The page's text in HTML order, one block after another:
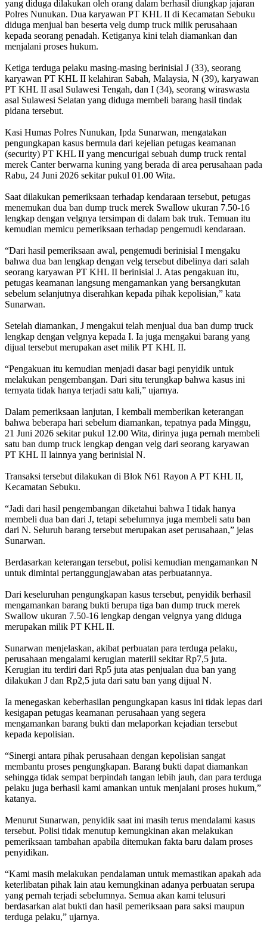
yang diduga dilakukan oleh orang dalam berhasil diungkap jajaran
Polres Nunukan. Dua karyawan PT KHL II di Kecamatan Sebuku
diduga menjual ban beserta velg dump truck milik perusahaan
kepada seorang penadah. Ketiganya kini telah diamankan dan
menjalani proses hukum.
Ketiga terduga pelaku masing-masing berinisial J (33), seorang
karyawan PT KHL II kelahiran Sabah, Malaysia, N (39), karyawan
PT KHL II asal Sulawesi Tengah, dan I (34), seorang wiraswasta
asal Sulawesi Selatan yang diduga membeli barang hasil tindak
pidana tersebut.
Kasi Humas Polres Nunukan, Ipda Sunarwan, mengatakan
pengungkapan kasus bermula dari kejelian petugas keamanan
(security) PT KHL II yang mencurigai sebuah dump truck rental
merek Canter berwarna kuning yang berada di area perusahaan pada
Rabu, 24 Juni 2026 sekitar pukul 01.00 Wita.
Saat dilakukan pemeriksaan terhadap kendaraan tersebut, petugas
menemukan dua ban dump truck merek Swallow ukuran 7.50-16
lengkap dengan velgnya tersimpan di dalam bak truk. Temuan itu
kemudian memicu pemeriksaan terhadap pengemudi kendaraan.
“Dari hasil pemeriksaan awal, pengemudi berinisial I mengaku
bahwa dua ban lengkap dengan velg tersebut dibelinya dari salah
seorang karyawan PT KHL II berinisial J. Atas pengakuan itu,
petugas keamanan langsung mengamankan yang bersangkutan
sebelum selanjutnya diserahkan kepada pihak kepolisian,” kata
Sunarwan.
Setelah diamankan, J mengakui telah menjual dua ban dump truck
lengkap dengan velgnya kepada I. Ia juga mengakui barang yang
dijual tersebut merupakan aset milik PT KHL II.
“Pengakuan itu kemudian menjadi dasar bagi penyidik untuk
melakukan pengembangan. Dari situ terungkap bahwa kasus ini
ternyata tidak hanya terjadi satu kali,” ujarnya.
Dalam pemeriksaan lanjutan, I kembali memberikan keterangan
bahwa beberapa hari sebelum diamankan, tepatnya pada Minggu,
21 Juni 2026 sekitar pukul 12.00 Wita, dirinya juga pernah membeli
satu ban dump truck lengkap dengan velg dari seorang karyawan
PT KHL II lainnya yang berinisial N.
Transaksi tersebut dilakukan di Blok N61 Rayon A PT KHL II,
Kecamatan Sebuku.
“Jadi dari hasil pengembangan diketahui bahwa I tidak hanya
membeli dua ban dari J, tetapi sebelumnya juga membeli satu ban
dari N. Seluruh barang tersebut merupakan aset perusahaan,” jelas
Sunarwan.
Berdasarkan keterangan tersebut, polisi kemudian mengamankan N
untuk dimintai pertanggungjawaban atas perbuatannya.
Dari keseluruhan pengungkapan kasus tersebut, penyidik berhasil
mengamankan barang bukti berupa tiga ban dump truck merek
Swallow ukuran 7.50-16 lengkap dengan velgnya yang diduga
merupakan milik PT KHL II.
Sunarwan menjelaskan, akibat perbuatan para terduga pelaku,
perusahaan mengalami kerugian materiil sekitar Rp7,5 juta.
Kerugian itu terdiri dari Rp5 juta atas penjualan dua ban yang
dilakukan J dan Rp2,5 juta dari satu ban yang dijual N.
Ia menegaskan keberhasilan pengungkapan kasus ini tidak lepas dari
kesigapan petugas keamanan perusahaan yang segera
mengamankan barang bukti dan melaporkan kejadian tersebut
kepada kepolisian.
“Sinergi antara pihak perusahaan dengan kepolisian sangat
membantu proses pengungkapan. Barang bukti dapat diamankan
sehingga tidak sempat berpindah tangan lebih jauh, dan para terduga
pelaku juga berhasil kami amankan untuk menjalani proses hukum,”
katanya.
Menurut Sunarwan, penyidik saat ini masih terus mendalami kasus
tersebut. Polisi tidak menutup kemungkinan akan melakukan
pemeriksaan tambahan apabila ditemukan fakta baru dalam proses
penyidikan.
“Kami masih melakukan pendalaman untuk memastikan apakah ada
keterlibatan pihak lain atau kemungkinan adanya perbuatan serupa
yang pernah terjadi sebelumnya. Semua akan kami telusuri
berdasarkan alat bukti dan hasil pemeriksaan para saksi maupun
terduga pelaku,” ujarnya.